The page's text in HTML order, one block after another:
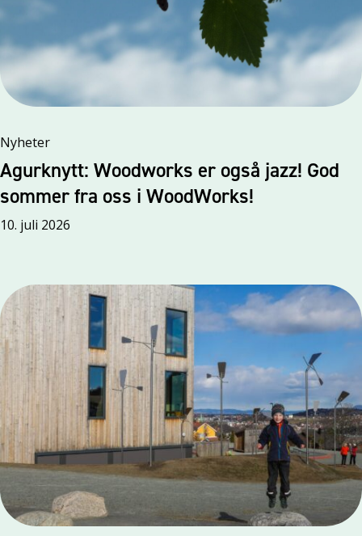
Nyheter
Agurknytt: Woodworks er også jazz! God
sommer fra oss i WoodWorks!
10. juli 2026